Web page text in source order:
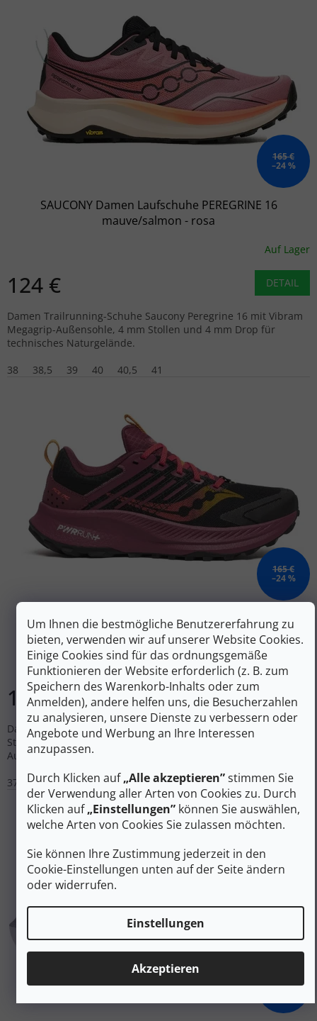
Um Ihnen die bestmögliche Benutzererfahrung zu
bieten, verwenden wir auf unserer Website Cookies.
Einige Cookies sind für das ordnungsgemäße
Funktionieren der Website erforderlich (z. B. zum
Speichern des Warenkorb-Inhalts oder zum
Anmelden), andere helfen uns, die Besucherzahlen
zu analysieren, unsere Dienste zu verbessern oder
Angebote und Werbung an Ihre Interessen
anzupassen.
Durch Klicken auf„Alle akzeptieren”stimmen Sie
der Verwendung aller Arten von Cookies zu. Durch
Klicken auf„Einstellungen” können Sie auswählen,
welche Arten von Cookies Sie zulassen möchten.
Sie können Ihre Zustimmung jederzeit in den
Cookie-Einstellungen unten auf der Seite ändern
oder widerrufen.
Einstellungen
Akzeptieren
165 €
–24 %
SAUCONY Damen Laufschuhe PEREGRINE 16
mauve/salmon - rosa
Auf Lager
124 € DETAIL
Damen Trailrunning-Schuhe Saucony Peregrine 16 mit Vibram
Megagrip-Außensohle, 4 mm Stollen und 4 mm Drop für
technisches Naturgelände.
38
38,5 39 40 40,5 41
165 €
–24 %
SAUCONY Women's RIDE TR2 schwarz noir/terra
Laufschuhe - schwarz
Auf Lager
124 € DETAIL
Damen-Laufschuhe mit PWRRUN+ Technologie für Trail und
Straße. Ausgewogene 8,0 mm Sprengung, PWRTRAC-
Außensohle mit 3,5 mm Stollen und Felsplatte für Fußschutz.
37,5
38 38,5 39 41